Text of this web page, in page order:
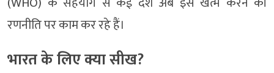
रणनीति पर काम कर रहे हैं।
भारत के लिए क्या सीख?